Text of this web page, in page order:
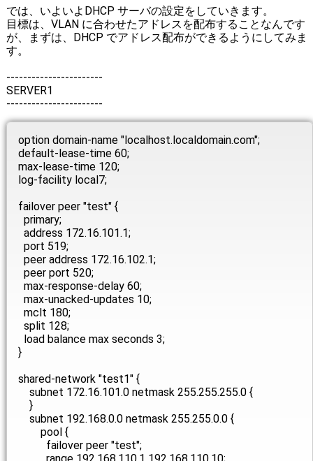
では、いよいよDHCP サーバの設定をしていきます。
目標は、VLAN に合わせたアドレスを配布することなんです
が、まずは、DHCP でアドレス配布ができるようにしてみま
す。
-----------------------
SERVER1
-----------------------
option domain-name "localhost.localdomain.com";
default-lease-time 60;
max-lease-time 120;
log-facility local7;
failover peer "test" {
primary;
address 172.16.101.1;
port 519;
peer address 172.16.102.1;
peer port 520;
max-response-delay 60;
max-unacked-updates 10;
mclt 180;
split 128;
load balance max seconds 3;
}
shared-network "test1" {
subnet 172.16.101.0 netmask 255.255.255.0 {
}
subnet 192.168.0.0 netmask 255.255.0.0 {
pool {
failover peer "test";